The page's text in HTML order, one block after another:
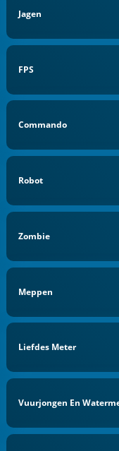
Jagen
FPS
Commando
Robot
Zombie
Meppen
Liefdes Meter
Vuurjongen En